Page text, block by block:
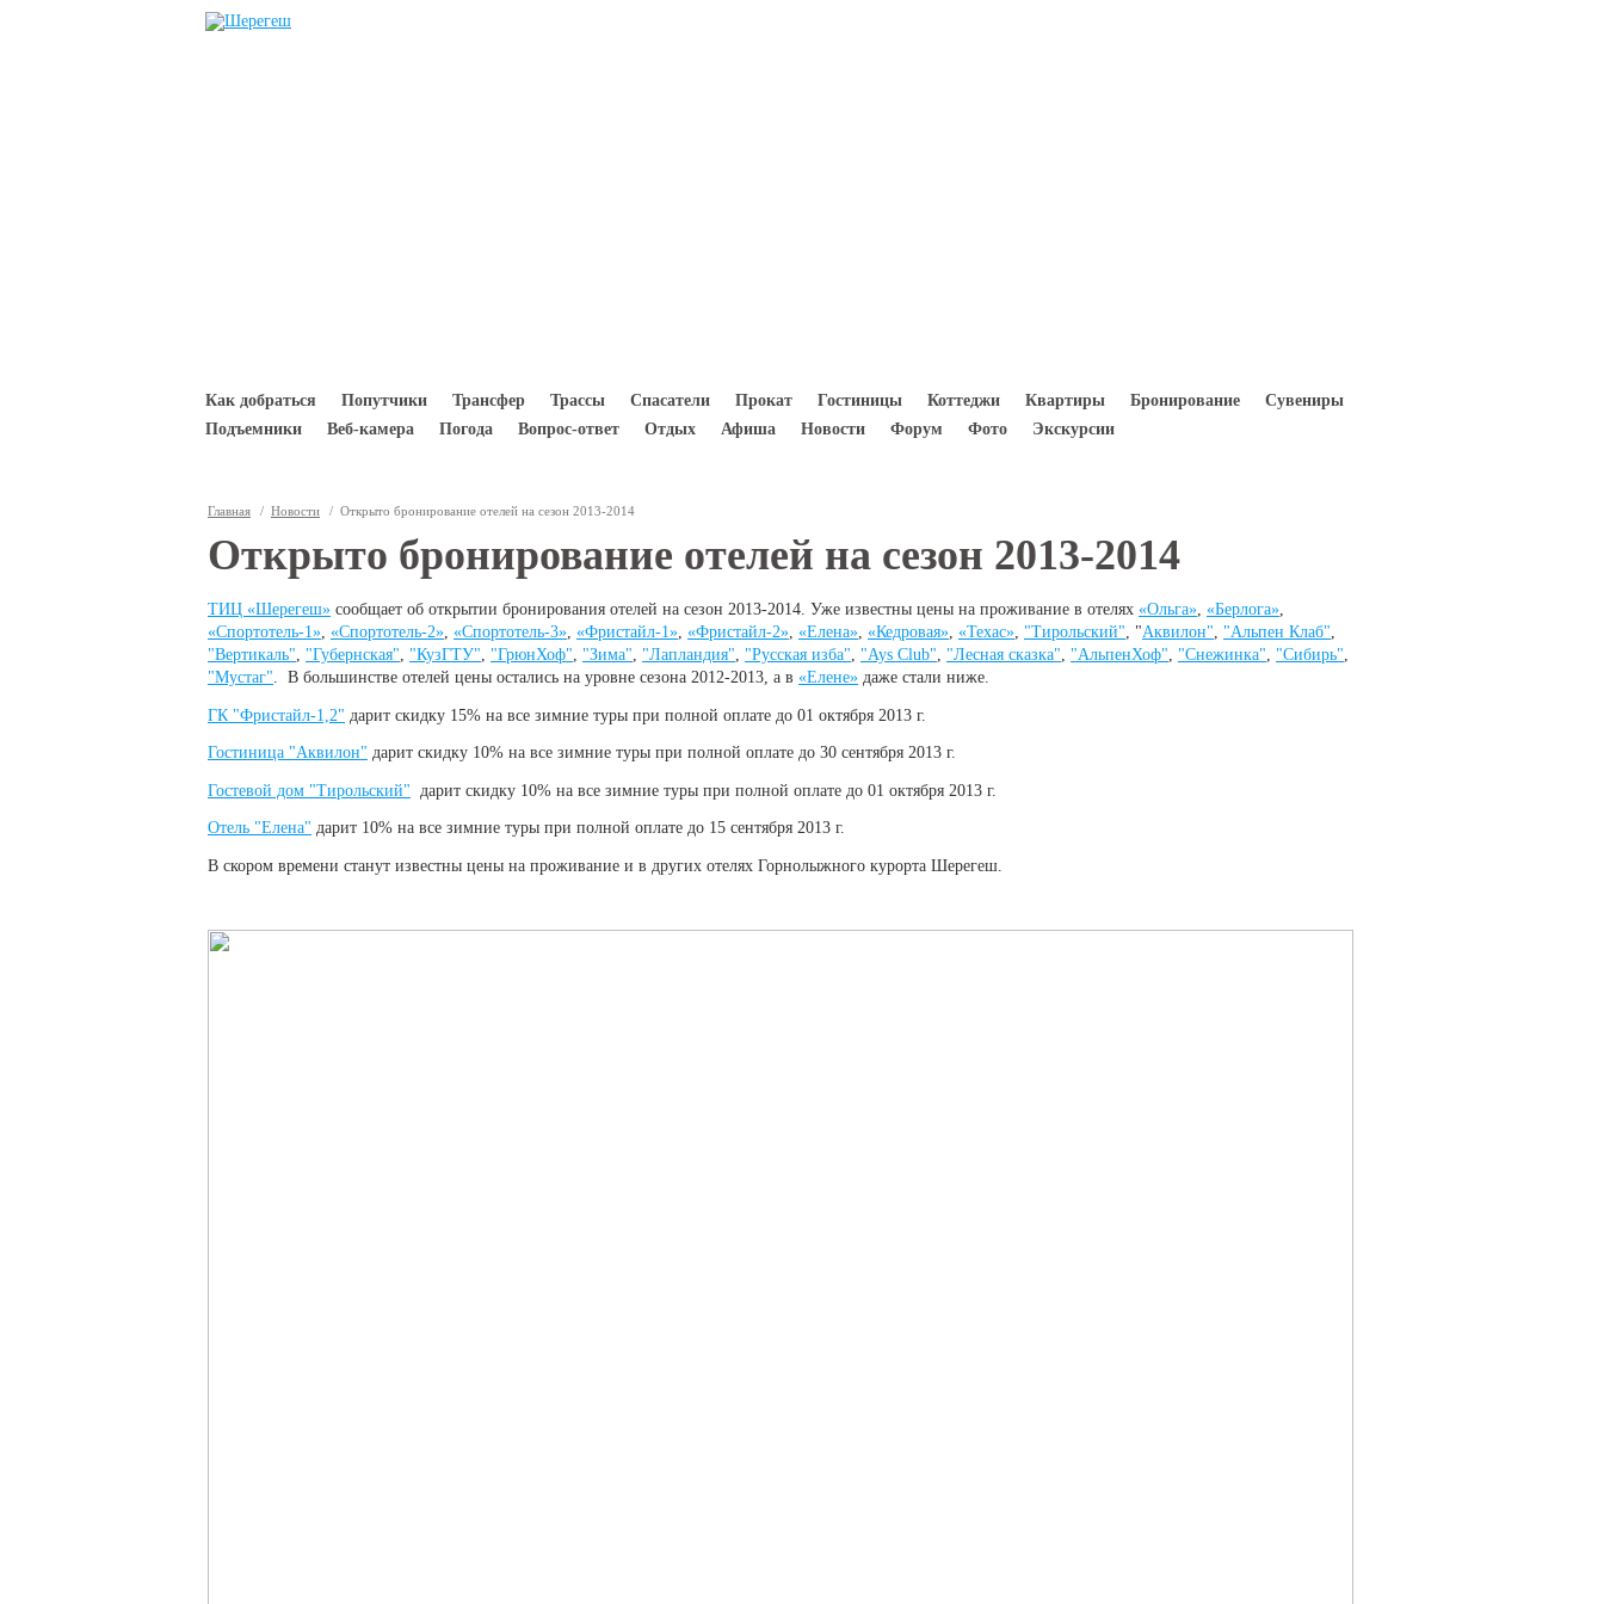
Перейти к основному содержанию
Как добраться Попутчики Трансфер Трассы Спасатели Прокат Гостиницы Коттеджи Квартиры Бронирование
Сувениры
Подъемники
Веб-камера Погода Вопрос-ответ Отдых Афиша Новости Форум Фото Экскурсии
Вы здесь
Главная / Новости / Открыто бронирование отелей на сезон 2013-2014
Открыто бронирование отелей на сезон 2013-2014
ТИЦ «Шерегеш» сообщает об открытии бронирования отелей на сезон 2013-2014. Уже известны цены на проживание в отелях «Ольга», «Берлога»,
«Спортотель-1», «Спортотель-2», «Спортотель-3», «Фристайл-1», «Фристайл-2», «Елена», «Кедровая», «Техас», "Тирольский", "Аквилон", "Альпен Клаб",
"Вертикаль", "Губернская", "КузГТУ", "ГрюнХоф", "Зима", "Лапландия", "Русская изба", "Ays Club", "Лесная сказка", "АльпенХоф", "Снежинка", "Сибирь",
"Мустаг". В большинстве отелей цены остались на уровне сезона 2012-2013, а в «Елене» даже стали ниже.
ГК "Фристайл-1,2" дарит скидку 15% на все зимние туры при полной оплате до 01 октября 2013 г.
Гостиница "Аквилон" дарит скидку 10% на все зимние туры при полной оплате до 30 сентября 2013 г.
Гостевой дом "Тирольский" дарит скидку 10% на все зимние туры при полной оплате до 01 октября 2013 г.
Отель "Елена" дарит 10% на все зимние туры при полной оплате до 15 сентября 2013 г.
В скором времени станут известны цены на проживание и в других отелях Горнолыжного курорта Шерегеш.